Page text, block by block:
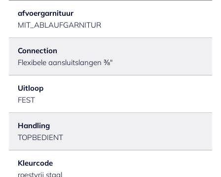
afvoergarnituur
MIT_ABLAUFGARNITUR
Connection
Flexibele aansluitslangen ⅜"
Uitloop
FEST
Handling
TOPBEDIENT
Kleurcode
roestvrij staal